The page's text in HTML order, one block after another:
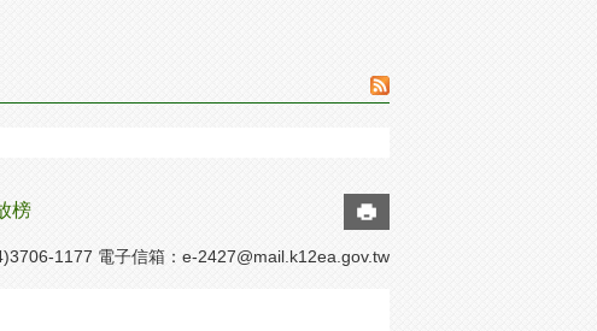
榜
1177 電子信箱： e-2427@mail.k12ea.gov.tw